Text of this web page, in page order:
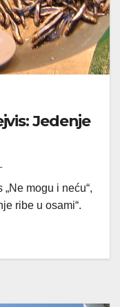
Jedenje
mogu i neću“,
ribe u osami“.